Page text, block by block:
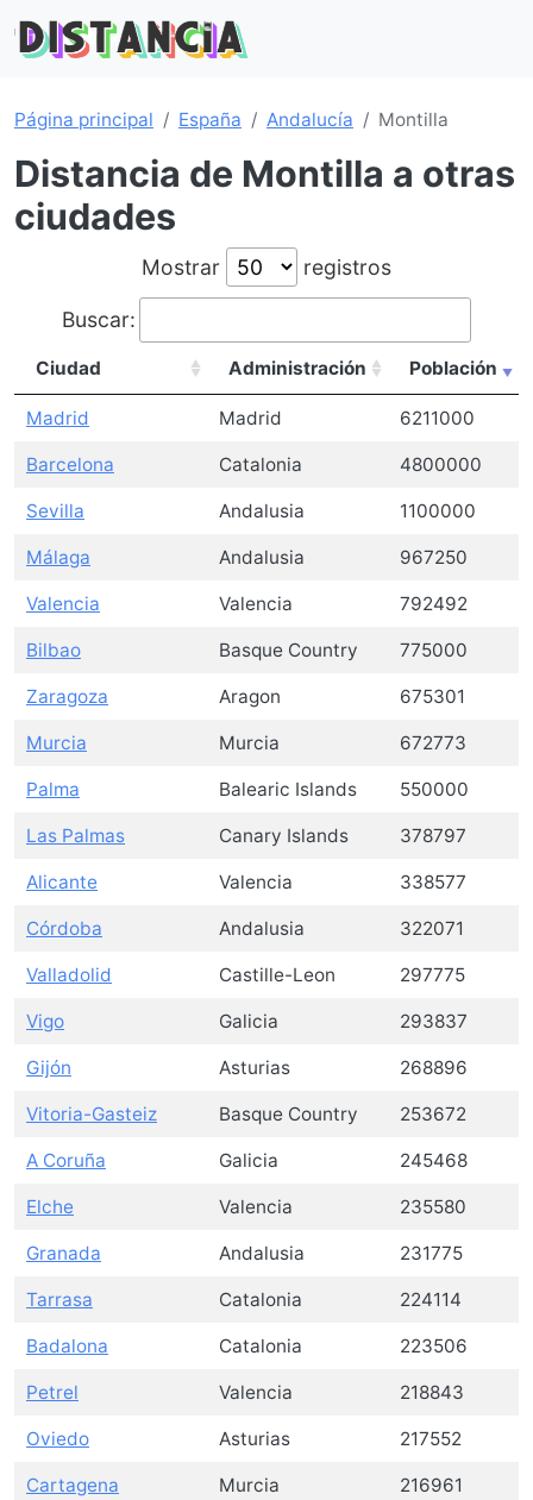
Página principal España Andalucía Montilla
Distancia de Montilla a otras
ciudades
Mostrar registros
Buscar:
Ciudad Administración Población
Madrid Madrid 6211000
Barcelona Catalonia 4800000
Sevilla Andalusia 1100000
Málaga Andalusia 967250
Valencia Valencia 792492
Bilbao Basque Country 775000
Zaragoza Aragon 675301
Murcia Murcia 672773
Palma Balearic Islands 550000
Las Palmas Canary Islands 378797
Alicante Valencia 338577
Córdoba Andalusia 322071
Valladolid Castille-Leon 297775
Vigo Galicia 293837
Gijón Asturias 268896
Vitoria-Gasteiz Basque Country 253672
A Coruña Galicia 245468
Elche Valencia 235580
Granada Andalusia 231775
Tarrasa Catalonia 224114
Badalona Catalonia 223506
Petrel Valencia 218843
Oviedo Asturias 217552
Cartagena Murcia 216961